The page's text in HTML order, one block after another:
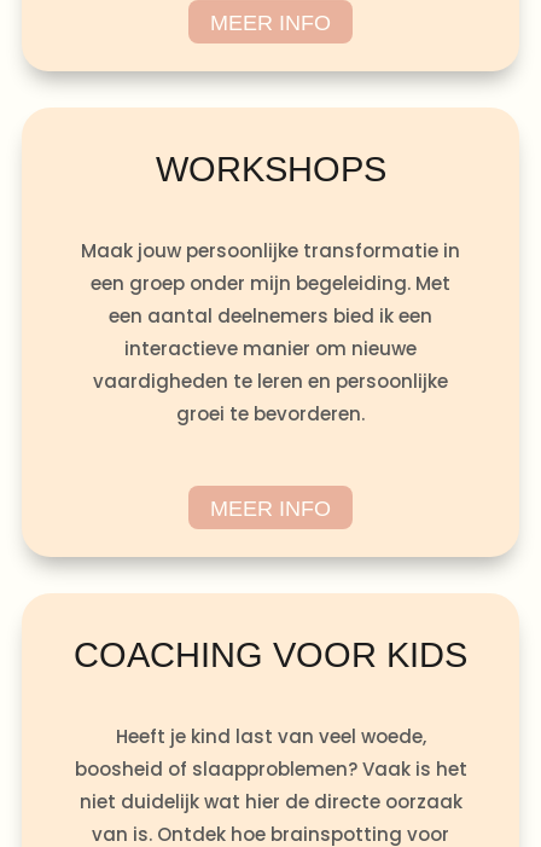
MEER INFO
WORKSHOPS
Maak jouw persoonlijke transformatie in
een groep onder mijn begeleiding. Met
een aantal deelnemers bied ik een
interactieve manier om nieuwe
vaardigheden te leren en persoonlijke
groei te bevorderen.
MEER INFO
COACHING VOOR KIDS
Heeft je kind last van veel woede,
boosheid of slaapproblemen? Vaak is het
niet duidelijk wat hier de directe oorzaak
van is. Ontdek hoe brainspotting voor